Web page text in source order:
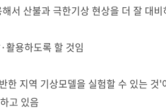
산불과 극한기상 현상을 더 잘 대비
활용하도록 할 것임
한 지역 기상모델을 실험할 수 있는 것'
고 있음